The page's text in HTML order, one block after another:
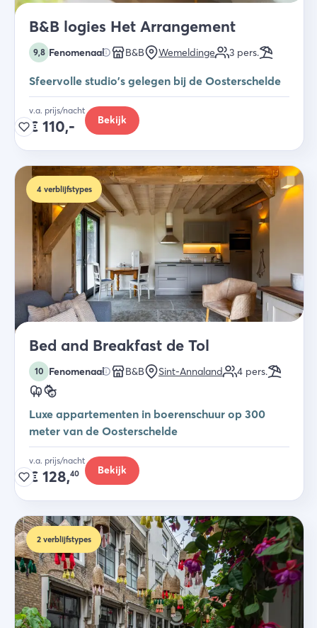
B&B logies Het Arrangement
9,8 Fenomenaal B&B Wemeldinge 3 pers.
Sfeervolle studio's gelegen bij de Oosterschelde
v.a. prijs/nacht
€ 110,- Bekijk
4 verblijfstypes
Bed and Breakfast de Tol
10 Fenomenaal B&B Sint-Annaland 4 pers.
Luxe appartementen in boerenschuur op 300
meter van de Oosterschelde
v.a. prijs/nacht
€ 128,40 Bekijk
2 verblijfstypes